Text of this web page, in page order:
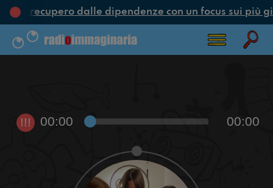
e recupero dalle dipendenze con un focus sui più
!!! 00:00 00:00